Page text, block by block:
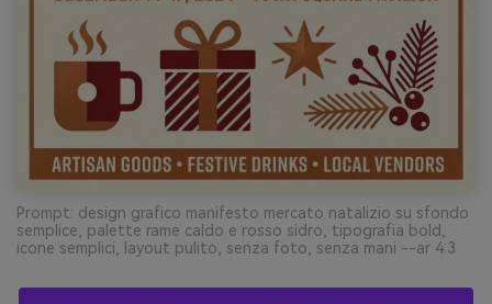
Prompt: design grafico manifesto mercato natalizio su sfondo
semplice, palette rame caldo e rosso sidro, tipografia bold,
icone semplici, layout pulito, senza foto, senza mani --ar 4:3